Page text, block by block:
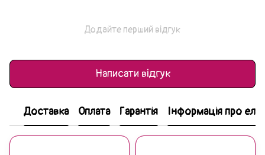
Додайте перший відгук
Написати відгук
Доставка Оплата Гарантія Інформація про